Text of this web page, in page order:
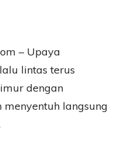
– Upaya
lintas terus
dengan
langsung